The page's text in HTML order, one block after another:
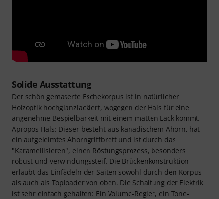
Solide Ausstattung
Der schön gemaserte Eschekorpus ist in natürlicher
Holzoptik hochglanzlackiert, wogegen der Hals für eine
angenehme Bespielbarkeit mit einem matten Lack kommt.
Apropos Hals: Dieser besteht aus kanadischem Ahorn, hat
ein aufgeleimtes Ahorngriffbrett und ist durch das
"Karamellisieren", einen Röstungsprozess, besonders
robust und verwindungssteif. Die Brückenkonstruktion
erlaubt das Einfädeln der Saiten sowohl durch den Korpus
als auch als Toploader von oben. Die Schaltung der Elektrik
ist sehr einfach gehalten: Ein Volume-Regler, ein Tone-